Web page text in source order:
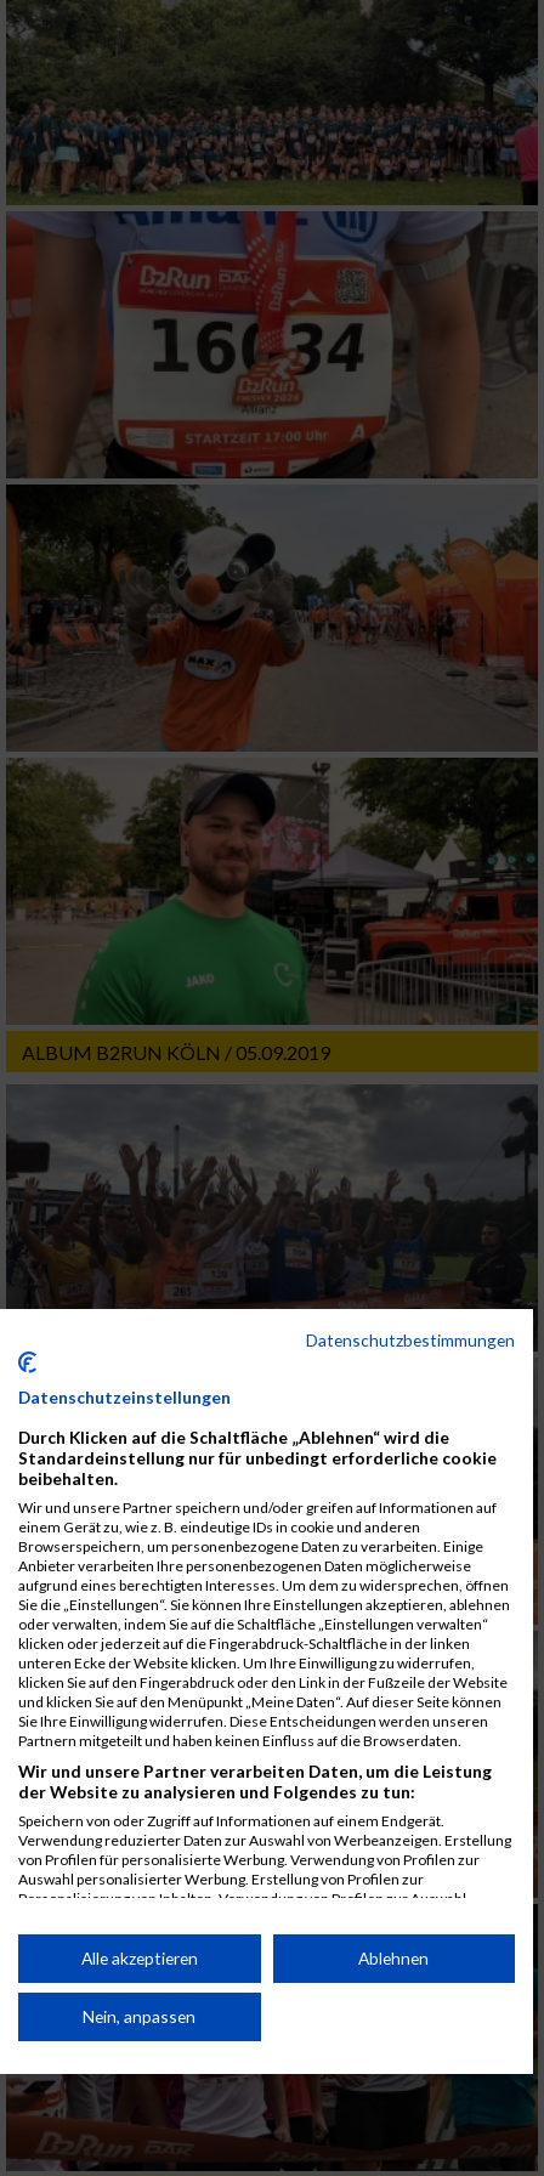
ALBUM B2RUN KÖLN / 05.09.2019
Datenschutzbestimmungen
Datenschutzeinstellungen
Durch Klicken auf die Schaltfläche „Ablehnen“ wird die
Standardeinstellung nur für unbedingt erforderliche cookie
beibehalten.
Wir und unsere Partner speichern und/oder greifen auf Informationen auf
einem Gerät zu, wie z. B. eindeutige IDs in cookie und anderen
Browserspeichern, um personenbezogene Daten zu verarbeiten. Einige
Anbieter verarbeiten Ihre personenbezogenen Daten möglicherweise
aufgrund eines berechtigten Interesses. Um dem zu widersprechen, öffnen
Sie die „Einstellungen“. Sie können Ihre Einstellungen akzeptieren, ablehnen
oder verwalten, indem Sie auf die Schaltfläche „Einstellungen verwalten“
klicken oder jederzeit auf die Fingerabdruck-Schaltfläche in der linken
unteren Ecke der Website klicken. Um Ihre Einwilligung zu widerrufen,
klicken Sie auf den Fingerabdruck oder den Link in der Fußzeile der Website
und klicken Sie auf den Menüpunkt „Meine Daten“. Auf dieser Seite können
Sie Ihre Einwilligung widerrufen. Diese Entscheidungen werden unseren
Partnern mitgeteilt und haben keinen Einfluss auf die Browserdaten.
Wir und unsere Partner verarbeiten Daten, um die Leistung
der Website zu analysieren und Folgendes zu tun:
Speichern von oder Zugriff auf Informationen auf einem Endgerät.
Verwendung reduzierter Daten zur Auswahl von Werbeanzeigen. Erstellung
von Profilen für personalisierte Werbung. Verwendung von Profilen zur
Auswahl personalisierter Werbung. Erstellung von Profilen zur
Personalisierung von Inhalten. Verwendung von Profilen zur Auswahl
Performance von Inhalten. Analyse von Zielgruppen durch Statistiken oder
Kombinationen von Daten aus verschiedenen Quellen. Entwicklung und
von Inhalten.
Daten können außerhalb der Europäischen Union weitergegeben und in die
Website/App.
Partnerliste anzeigen (1 IAB-Anbieter)
Wir nutzen Ihre Daten für folgende Zwecke:
Alle akzeptieren Ablehnen
Nein, anpassen